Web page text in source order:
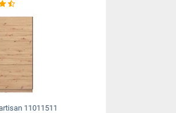
11011511